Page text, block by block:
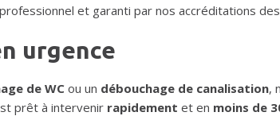
et garanti par nos accréditations
urgence
de WC ou un débouchage de canalisation,
prêt à intervenir rapidement et en moins de